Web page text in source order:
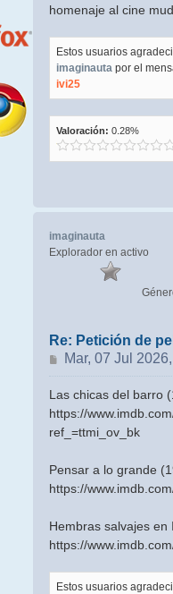
homenaje al cine
Estos usuarios
imaginauta por el
ivi25
Valoración: 0.28%
imaginauta
Explorador en activo
Re: Petición de
Mensaje
Mar, 07 Jul
Las chicas del barro
https://
ref_=ttmi_ov_bk
Pensar a lo grande
https://
Hembras salvajes en
https://
Estos usuarios